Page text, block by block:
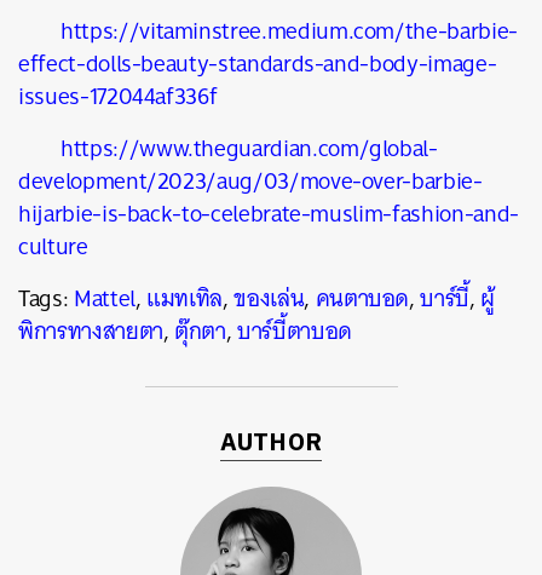
https://vitaminstree.medium.com/the-barbie-
effect-dolls-beauty-standards-and-body-image-
issues-172044af336f
https://www.theguardian.com/global-
development/2023/aug/03/move-over-barbie-
hijarbie-is-back-to-celebrate-muslim-fashion-and-
culture
Tags:Mattel,แมทเทิล,ของเล่น, คนตาบอด,บาร์บี้,ผู้
พิการทางสายตา,ตุ๊กตา,บาร์บี้ตาบอด
AUTHOR